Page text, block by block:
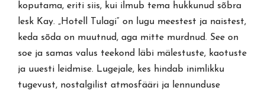
koputama, eriti siis, kui ilmub tema hukkunud sõbra
lesk Kay. „Hotell Tulagi“ on lugu meestest ja naistest,
keda sõda on muutnud, aga mitte murdnud. See on
soe ja samas valus teekond läbi mälestuste, kaotuste
ja uuesti leidmise. Lugejale, kes hindab inimlikku
tugevust, nostalgilist atmosfääri ja lennunduse